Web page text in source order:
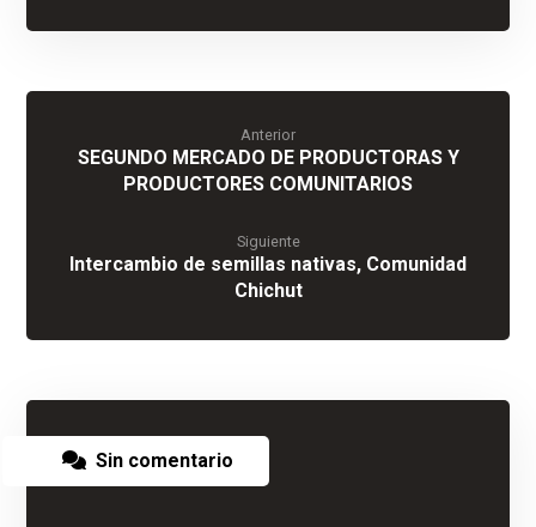
Anterior
SEGUNDO MERCADO DE PRODUCTORAS Y
PRODUCTORES COMUNITARIOS
Siguiente
Intercambio de semillas nativas, Comunidad
Chichut
Sin comentario